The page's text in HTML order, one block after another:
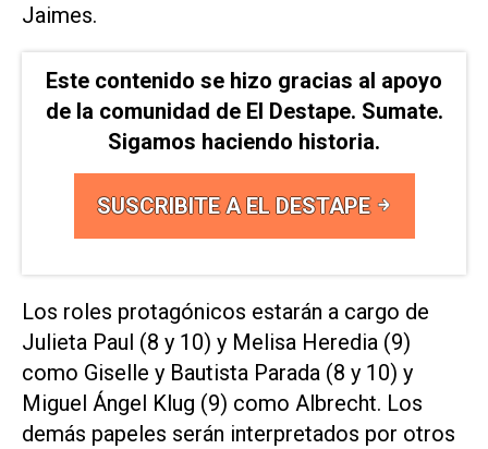
Jaimes.
Este contenido se hizo gracias al apoyo
de la comunidad de El Destape. Sumate.
Sigamos haciendo historia.
SUSCRIBITE A EL DESTAPE
Los roles protagónicos estarán a cargo de
Julieta Paul (8 y 10) y Melisa Heredia (9)
como Giselle y Bautista Parada (8 y 10) y
Miguel Ángel Klug (9) como Albrecht. Los
demás papeles serán interpretados por otros